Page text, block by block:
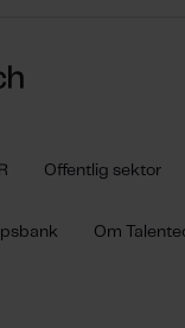
Offentlig sektor
Om